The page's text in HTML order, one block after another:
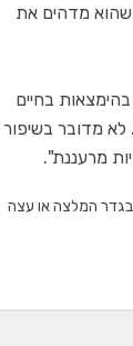
מדהים את
בחיים
לא מדובר בשיפור
מרעננת".
בגדר המלצה או עצה